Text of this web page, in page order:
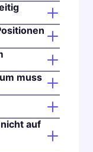
muss
auf